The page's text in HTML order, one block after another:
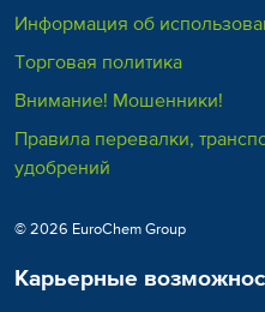
Информация об
Торговая политика
Внимание! Мошенники!
Правила перевалки,
удобрений
© 2026 EuroChem Group
Карьерные